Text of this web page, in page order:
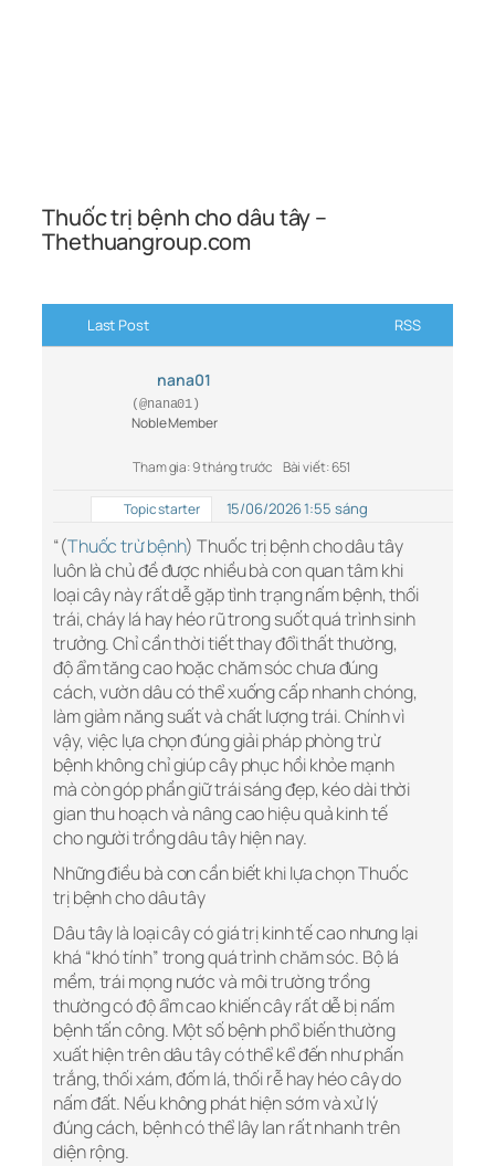
Thuốc trị bệnh cho dâu tây –
Thethuangroup.com
Last Post RSS
nana01
(@nana01)
Noble Member
Tham gia: 9 tháng trước Bài viết: 651
Topic starter 15/06/2026 1:55 sáng
“(Thuốc trừ bệnh) Thuốc trị bệnh cho dâu tây
luôn là chủ đề được nhiều bà con quan tâm khi
loại cây này rất dễ gặp tình trạng nấm bệnh, thối
trái, cháy lá hay héo rũ trong suốt quá trình sinh
trưởng. Chỉ cần thời tiết thay đổi thất thường,
độ ẩm tăng cao hoặc chăm sóc chưa đúng
cách, vườn dâu có thể xuống cấp nhanh chóng,
làm giảm năng suất và chất lượng trái. Chính vì
vậy, việc lựa chọn đúng giải pháp phòng trừ
bệnh không chỉ giúp cây phục hồi khỏe mạnh
mà còn góp phần giữ trái sáng đẹp, kéo dài thời
gian thu hoạch và nâng cao hiệu quả kinh tế
cho người trồng dâu tây hiện nay.
Những điều bà con cần biết khi lựa chọn Thuốc
trị bệnh cho dâu tây
Dâu tây là loại cây có giá trị kinh tế cao nhưng lại
khá “khó tính” trong quá trình chăm sóc. Bộ lá
mềm, trái mọng nước và môi trường trồng
thường có độ ẩm cao khiến cây rất dễ bị nấm
bệnh tấn công. Một số bệnh phổ biến thường
xuất hiện trên dâu tây có thể kể đến như phấn
trắng, thối xám, đốm lá, thối rễ hay héo cây do
nấm đất. Nếu không phát hiện sớm và xử lý
đúng cách, bệnh có thể lây lan rất nhanh trên
diện rộng.